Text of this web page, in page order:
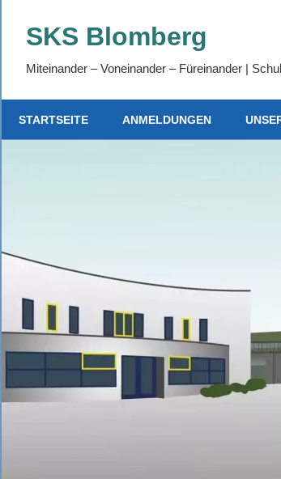
InhaltSKS Blomberg
Miteinander – Voneinander – Füreinander |
STARTSEITE ANMELDUNGEN